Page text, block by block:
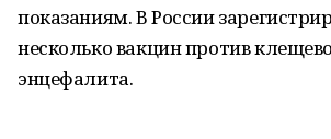
показаниям. В России
несколько вакцин против
энцефалита.